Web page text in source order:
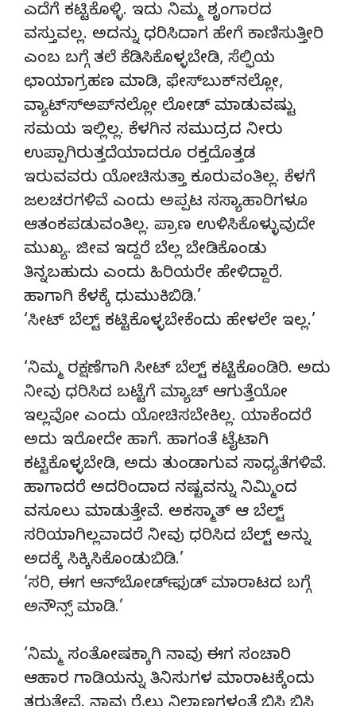
ಎದೆಗೆ ಕಟ್ಟಿಕೊಳ್ಳಿ. ಇದು ನಿಮ್ಮ ಶೃಂಗಾರದ
ವಸ್ತುವಲ್ಲ. ಅದನ್ನು ಧರಿಸಿದಾಗ ಹೇಗೆ ಕಾಣಿಸುತ್ತೀರಿ
ಎಂಬ ಬಗ್ಗೆ ತಲೆ ಕೆಡಿಸಿಕೊಳ್ಳಬೇಡಿ, ಸೆಲ್ಫಿಯ
ಛಾಯಾಗ್ರಹಣ ಮಾಡಿ, ಫೇಸ್‍ಬುಕ್‍ನಲ್ಲೋ,
ವ್ಯಾಟ್ಸ್‍ಅಪ್‍ನಲ್ಲೋ ಲೋಡ್ ಮಾಡುವಷ್ಟು
ಸಮಯ ಇಲ್ಲಿಲ್ಲ. ಕೆಳಗಿನ ಸಮುದ್ರದ ನೀರು
ಉಪ್ಪಾಗಿರುತ್ತದೆಯಾದರೂ ರಕ್ತದೊತ್ತಡ
ಇರುವವರು ಯೋಚಿಸುತ್ತಾ ಕೂರುವಂತಿಲ್ಲ. ಕೆಳಗೆ
ಜಲಚರಗಳಿವೆ ಎಂದು ಅಪ್ಪಟ ಸಸ್ಯಾಹಾರಿಗಳೂ
ಆತಂಕಪಡುವಂತಿಲ್ಲ. ಪ್ರಾಣ ಉಳಿಸಿಕೊಳ್ಳುವುದೇ
ಮುಖ್ಯ. ಜೀವ ಇದ್ದರೆ ಬೆಲ್ಲ ಬೇಡಿಕೊಂಡು
ತಿನ್ನಬಹುದು ಎಂದು ಹಿರಿಯರೇ ಹೇಳಿದ್ದಾರೆ.
ಹಾಗಾಗಿ ಕೆಳಕ್ಕೆ ಧುಮುಕಿಬಿಡಿ.’
‘ಸೀಟ್ ಬೆಲ್ಟ್ ಕಟ್ಟಿಕೊಳ್ಳಬೇಕೆಂದು ಹೇಳಲೇ ಇಲ್ಲ.’
‘ನಿಮ್ಮ ರಕ್ಷಣೆಗಾಗಿ ಸೀಟ್ ಬೆಲ್ಟ್ ಕಟ್ಟಿಕೊಂಡಿರಿ. ಅದು
ನೀವು ಧರಿಸಿದ ಬಟ್ಟೆಗೆ ಮ್ಯಾಚ್ ಆಗುತ್ತೆಯೋ
ಇಲ್ಲವೋ ಎಂದು ಯೋಚಿಸಬೇಕಿಲ್ಲ. ಯಾಕೆಂದರೆ
ಅದು ಇರೋದೇ ಹಾಗೆ. ಹಾಗಂತೆ ಟೈಟಾಗಿ
ಕಟ್ಟಿಕೊಳ್ಳಬೇಡಿ, ಅದು ತುಂಡಾಗುವ ಸಾಧ್ಯತೆಗಳಿವೆ.
ಹಾಗಾದರೆ ಅದರಿಂದಾದ ನಷ್ಟವನ್ನು ನಿಮ್ಮಿಂದ
ವಸೂಲು ಮಾಡುತ್ತೇವೆ. ಅಕಸ್ಮಾತ್ ಆ ಬೆಲ್ಟ್
ಸರಿಯಾಗಿಲ್ಲವಾದರೆ ನೀವು ಧರಿಸಿದ ಬೆಲ್ಟ್ ಅನ್ನು
ಅದಕ್ಕೆ ಸಿಕ್ಕಿಸಿಕೊಂಡುಬಿಡಿ.’
‘ಸರಿ, ಈಗ ಆನ್‍ಬೋರ್ಡ್ ಫುಡ್ ಮಾರಾಟದ ಬಗ್ಗೆ
ಅನೌನ್ಸ್ ಮಾಡಿ.’
‘ನಿಮ್ಮ ಸಂತೋಷಕ್ಕಾಗಿ ನಾವು ಈಗ ಸಂಚಾರಿ
ಆಹಾರ ಗಾಡಿಯನ್ನು ತಿನಿಸುಗಳ ಮಾರಾಟಕ್ಕೆಂದು